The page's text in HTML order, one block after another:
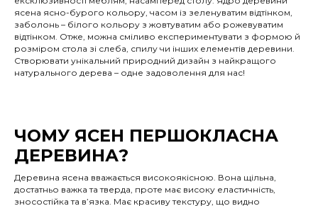
ясена ясно-бурого кольору, часом із зеленуватим відтінком,
заболонь – білого кольору з жовтуватим або рожевуватим
відтінком. Отже, можна сміливо експериментувати з формою й
розміром стола зі слеба, спилу чи інших елементів деревини.
Створювати унікальний природний дизайн з найкращого
натурального дерева – одне задоволення для нас!
ЧОМУ ЯСЕН ПЕРШОКЛАСНА
ДЕРЕВИНА?
Деревина ясена вважається високоякісною. Вона щільна,
достатньо важка та тверда, проте має високу еластичність,
зносостійка та в’язка. Має красиву текстуру, що видно